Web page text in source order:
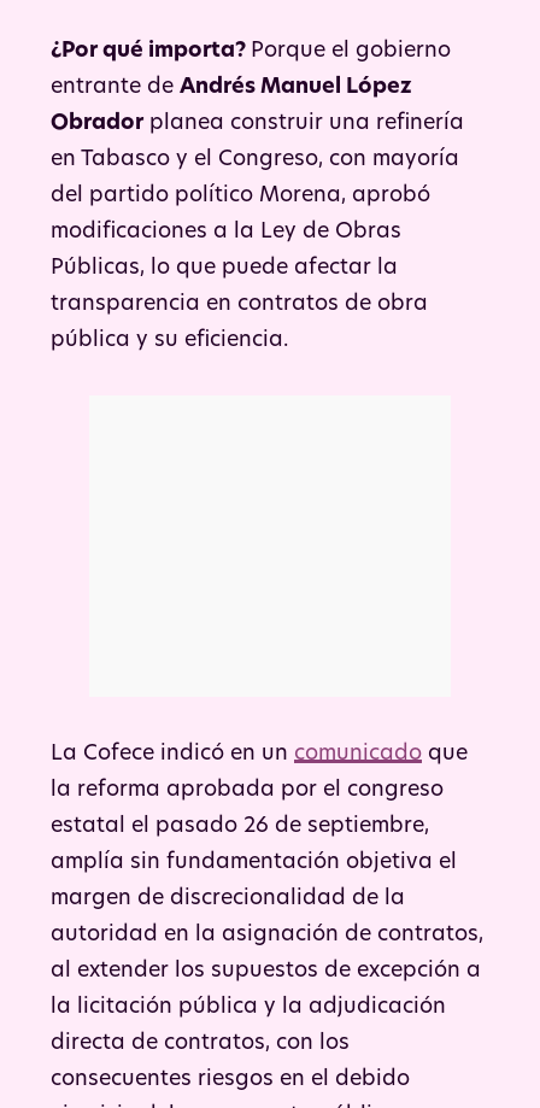
¿Por qué importa? Porque el gobierno
entrante de Andrés Manuel López
Obrador planea construir una refinería
en Tabasco y el Congreso, con mayoría
del partido político Morena, aprobó
modificaciones a la Ley de Obras
Públicas, lo que puede afectar la
transparencia en contratos de obra
pública y su eficiencia.
La Cofece indicó en un comunicado que
la reforma aprobada por el congreso
estatal el pasado 26 de septiembre,
amplía sin fundamentación objetiva el
margen de discrecionalidad de la
autoridad en la asignación de contratos,
al extender los supuestos de excepción a
la licitación pública y la adjudicación
directa de contratos, con los
consecuentes riesgos en el debido